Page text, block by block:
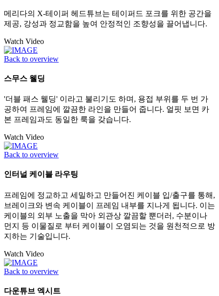
메리다의 X-테이퍼 헤드튜브는 테이퍼드 포크를 위한 공간을
제공, 강성과 정교함을 높여 안정적인 조향성을 끌어냅니다.
Watch Video
Back to overview
스무스 웰딩
'더블 패스 웰딩' 이라고 불리기도 하며, 용접 부위를 두 번 가
공하여 프레임에 깔끔한 라인을 만들어 줍니다. 얼핏 보면 카
본 프레임과도 동일한 룩을 갖습니다.
Watch Video
Back to overview
인터널 케이블 라우팅
프레임에 정교하고 세밀하고 만들어진 케이블 입/출구를 통해,
브레이크와 변속 케이블이 프레임 내부를 지나게 됩니다. 이는
케이블의 외부 노출을 막아 외관상 깔끔할 뿐더러, 수분이나
먼지 등 이물질로 부터 케이블이 오염되는 것을 원천적으로 방
지하는 기술입니다.
Watch Video
Back to overview
다운튜브 엑시트